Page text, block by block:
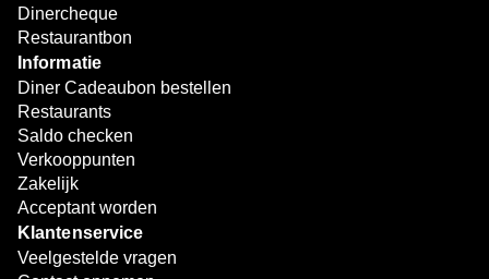
Dinercheque
Restaurantbon
Informatie
Diner Cadeaubon bestellen
Restaurants
Saldo checken
Verkooppunten
Zakelijk
Acceptant worden
Klantenservice
Veelgestelde vragen